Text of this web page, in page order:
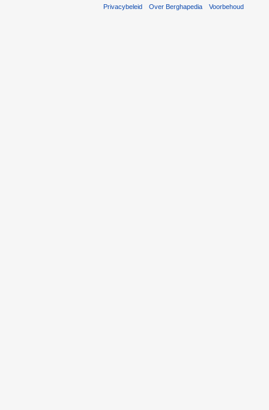
Privacybeleid Over Berghapedia Voorbehoud